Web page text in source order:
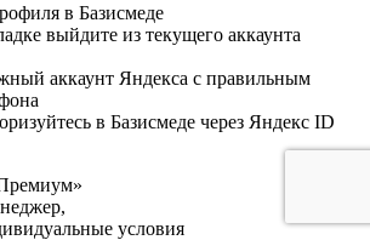
в Базисмеде
выйдите из текущего аккаунта
аккаунт Яндекса с правильным
в Базисмеде через Яндекс ID
условия